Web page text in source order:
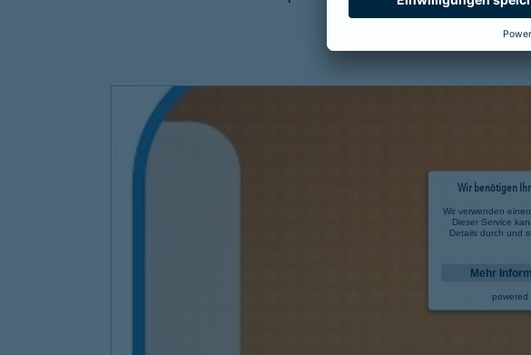
Wir benötigen
Wir verwenden
Dieser Service
Details durch und
Mehr
powered